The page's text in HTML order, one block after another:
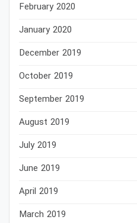
February 2020
January 2020
December 2019
October 2019
September 2019
August 2019
July 2019
June 2019
April 2019
March 2019